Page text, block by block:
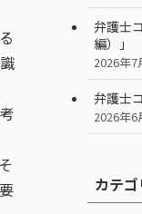
弁護士
編）」
2026年7
弁護士
2026年6
カテゴ